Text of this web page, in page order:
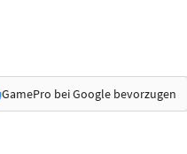
GamePro bei Google bevorzugen